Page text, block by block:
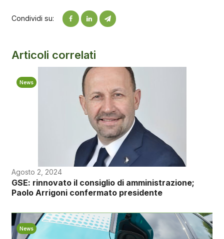
Condividi su:
Articoli correlati
News
Agosto 2, 2024
GSE: rinnovato il consiglio di amministrazione;
Paolo Arrigoni confermato presidente
News